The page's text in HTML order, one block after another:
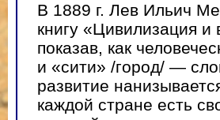
В 1889 г. Лев Ильич
книгу «Цивилизация и
показав, как
и «сити» /город/ —
развитие
каждой стране есть